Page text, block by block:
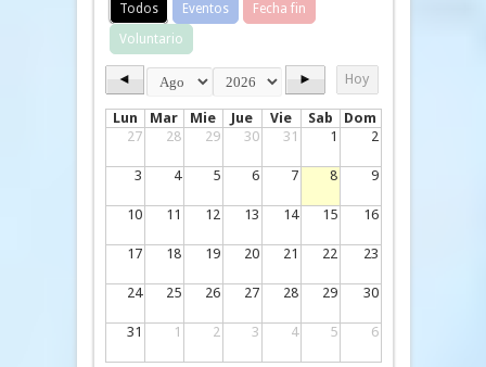
Todos Eventos
Fecha fin
Voluntario
◄ ► Hoy
Lun Mar Mie Jue Vie Sab
Dom
27
28 29 30 31 1 2
3 4 5 6 7 8 9
10 11 12 13 14 15 16
17 18 19 20 21 22 23
24 25 26 27 28 29 30
31 1 2 3 4 5 6